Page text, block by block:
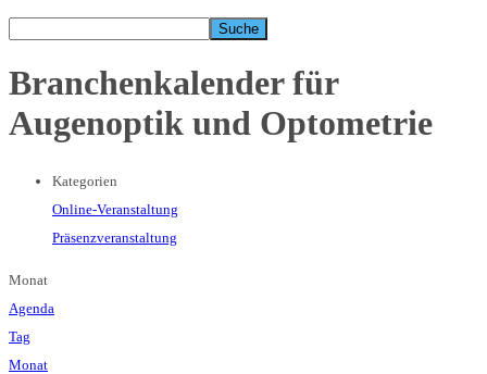
Branchenkalender für
Augenoptik und Optometrie
Kategorien
Online-Veranstaltung
Präsenzveranstaltung
Monat
Agenda
Tag
Monat